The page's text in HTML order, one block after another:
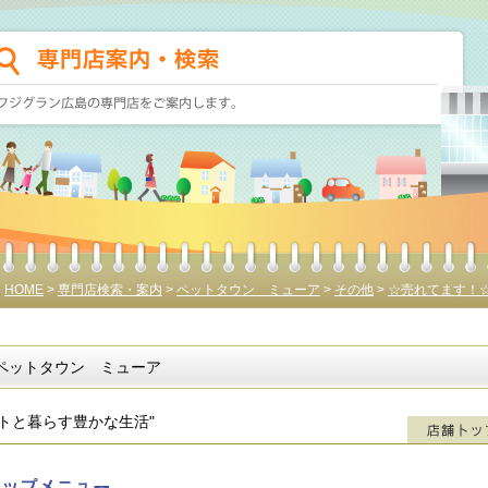
HOME > 専門店検索・案内 > ペットタウン ミューア > その他 > ☆売れてます！
ットタウン ミューア
と暮らす豊かな生活"